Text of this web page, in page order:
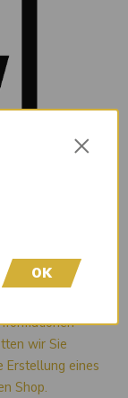
wir Sie
Erstellung eines
Shop.
×
OK